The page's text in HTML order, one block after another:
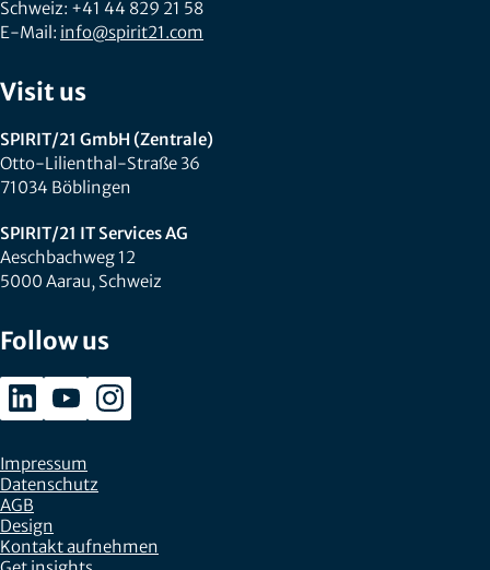
Schweiz: +41 44 829 21 58
E-Mail: info@spirit21.com
Visit us
SPIRIT/21 GmbH (Zentrale)
Otto-Lilienthal-Straße 36
71034 Böblingen
SPIRIT/21 IT Services AG
Aeschbachweg 12
5000 Aarau, Schweiz
Follow us
Impressum
Datenschutz
AGB
Design
Kontakt aufnehmen